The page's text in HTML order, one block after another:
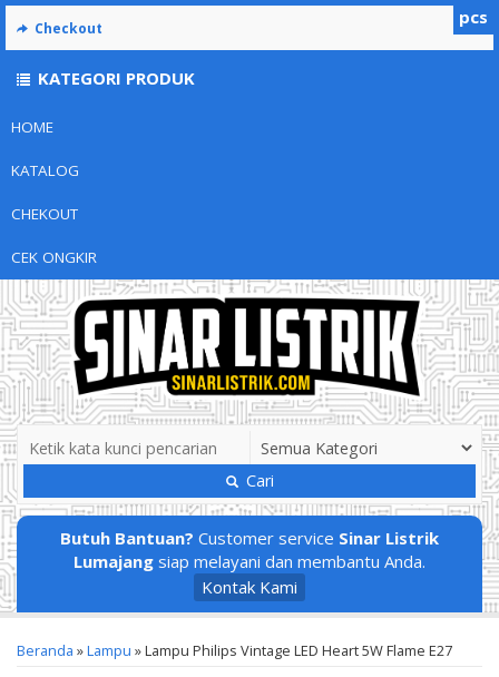
HOME
KATALOG
CHEKOUT
CEK ONGKIR
Cari
Butuh Bantuan? Customer service Sinar Listrik
Lumajang siap melayani dan membantu Anda.
Kontak Kami
Beranda »Lampu »Lampu Philips Vintage LED Heart 5W Flame E27
pcs
Checkout
KATEGORI PRODUK